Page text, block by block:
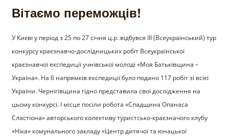
Вітаємо переможців!
У Києві у період з 25 по 27 січня ц.р. відбувся ІІІ (Всеукраїнський) тур
конкурсу краєзнавчо-дослідницьких робіт Всеукраїнської
краєзнавчої експедиції учнівської молоді «Моя Батьківщина –
Україна». На 6 напрямків експедиції було подано 117 робіт зі всієї
України. Чернігівщина гідно представила свої дослідження на
цьому конкурсі. І місце посіли робота «Спадщина Опанаса
Сластіона» авторського колективу туристсько-краєзначого клубу
«Ніка» комунального закладу «Центр дитячої та юнацької